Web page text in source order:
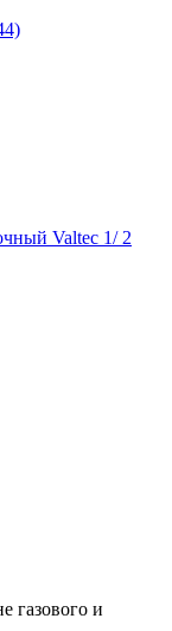
Valtec 1/ 2
газового и